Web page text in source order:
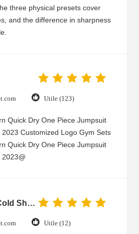
three physical presets cover
and the difference in sharpness
Utile (123)
Quick Dry One Piece Jumpsuit
Customized Logo Gym Sets
Quick Dry One Piece Jumpsuit
Women Cold Shoulder V Neck Rayon Blouse
Utile (12)